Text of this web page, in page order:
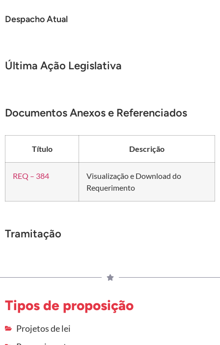
Despacho Atual
Última Ação Legislativa
Documentos Anexos e Referenciados
Título Descrição
REQ – 384
Visualização e Download do
Requerimento
Tramitação
Tipos de proposição
Projetos de lei